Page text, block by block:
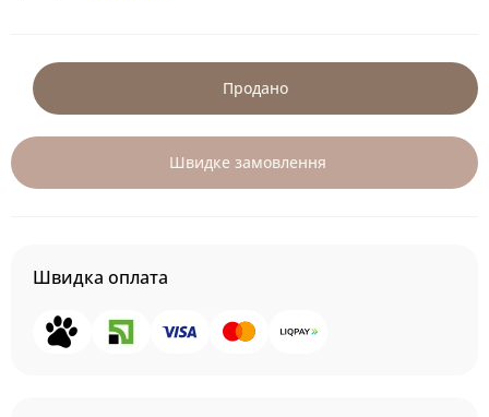
Продано
Швидке замовлення
Швидка оплата